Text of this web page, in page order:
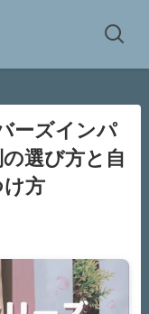
ーズインパ
選び方と自
方